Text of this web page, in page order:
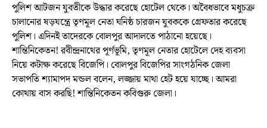
পুলিশ আটজন যুবতীকে উদ্ধার করেছে হোটেল থেকে। অবৈধভাবে মধুচক্র
চালানোর ষড়যন্ত্রে তৃণমূল নেতা ঘনিষ্ঠ চারজন যুবককে গ্রেফতার করেছে
পুলিশ। এদিনই তাদেরকে বোলপুর আদালতে পাঠানো হয়েছে।
শান্তিনিকেতন! রবীন্দ্রনাথের পূর্ণভূমি, তৃণমূল নেতার হোটেলে দেহ ব্যবসা
নিয়ে কটাক্ষ করেছে বিজেপি। বোলপুর বিজেপির সাংগঠনিক জেলা
সভাপতি শ্যামাপদ মন্ডল বলেন, লজ্জায় মাথা হেট হয়ে যাচ্ছে। আমরা
কোথায় বাস করছি! শান্তিনিকেতন কবিগুরু জেলা।